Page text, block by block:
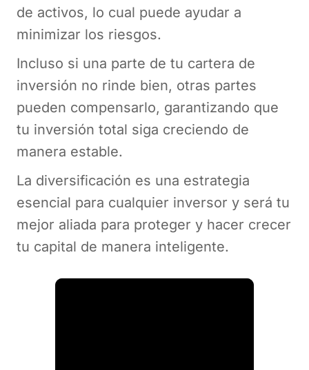
de activos, lo cual puede ayudar a
minimizar los riesgos.
Incluso si una parte de tu cartera de
inversión no rinde bien, otras partes
pueden compensarlo, garantizando que
tu inversión total siga creciendo de
manera estable.
La diversificación es una estrategia
esencial para cualquier inversor y será tu
mejor aliada para proteger y hacer crecer
tu capital de manera inteligente.